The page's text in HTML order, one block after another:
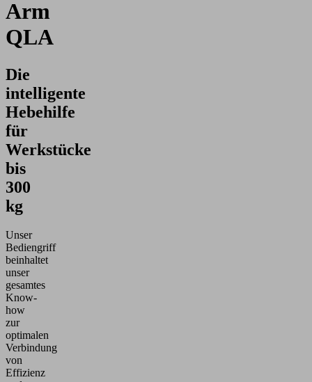
Arm
QLA
Die
intelligente
Hebehilfe
für
Werkstücke
bis
300
kg
Unser
Bediengriff
beinhaltet
unser
gesamtes
Know-
how
zur
optimalen
Verbindung
von
Effizienz